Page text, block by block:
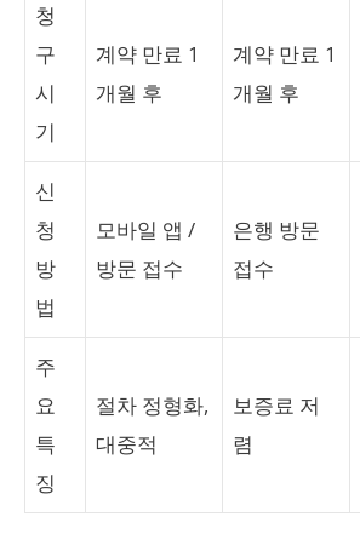
청
구
시
기
계약 만료 1
개월 후
계약 만료 1
개월 후
신
청
방
법
모바일 앱 /
방문 접수
은행 방문
접수
주
요
특
징
절차 정형화,
대중적
보증료 저
렴